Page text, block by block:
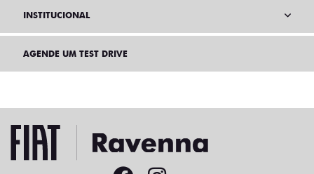
INSTITUCIONAL
AGENDE UM TEST DRIVE